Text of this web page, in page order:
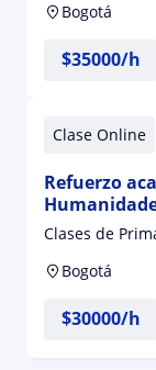
Bogotá
$35000/h
Clase Online
Refuerzo
Clases de
Bogotá
$30000/h